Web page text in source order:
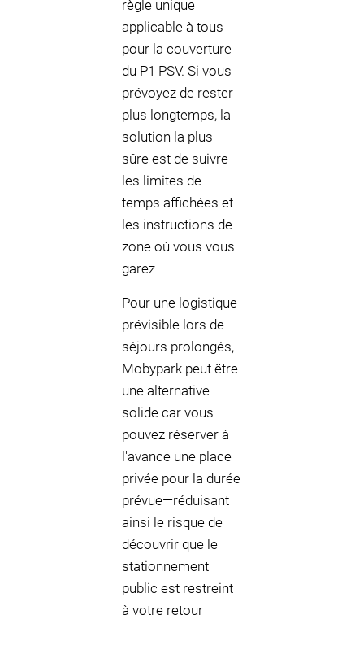
règle unique
applicable à tous
pour la couverture
du P1 PSV. Si vous
prévoyez de rester
plus longtemps, la
solution la plus
sûre est de suivre
les limites de
temps affichées et
les instructions de
zone où vous vous
garez
Pour une logistique
prévisible lors de
séjours prolongés,
Mobypark peut être
une alternative
solide car vous
pouvez réserver à
l'avance une place
privée pour la durée
prévue—réduisant
ainsi le risque de
découvrir que le
stationnement
public est restreint
à votre retour